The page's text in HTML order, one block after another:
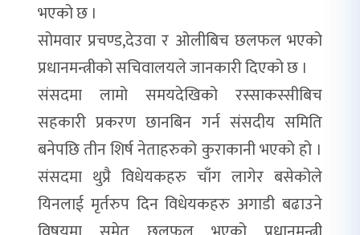
भएको छ ।
सोमवार प्रचण्ड,देउवा र ओलीबिच छलफल भएको
प्रधानमन्त्रीको सचिवालयले जानकारी दिएको छ ।
संसदमा लामो समयदेखिको रस्साकस्सीबिच
सहकारी प्रकरण छानबिन गर्न संसदीय समिति
बनेपछि तीन शिर्ष नेताहरुको कुराकानी भएको हो ।
संसदमा थुप्रै विधेयकहरु चाँग लागेर बसेकोले
यिनलाई मृर्तरुप दिन विधेयकहरु अगाडी बढाउने